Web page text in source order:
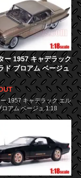
ー 1957 キャデラック
ド ブロアム ベージュ
1957 キャデラック エル
ロアム ベージュ 1:18